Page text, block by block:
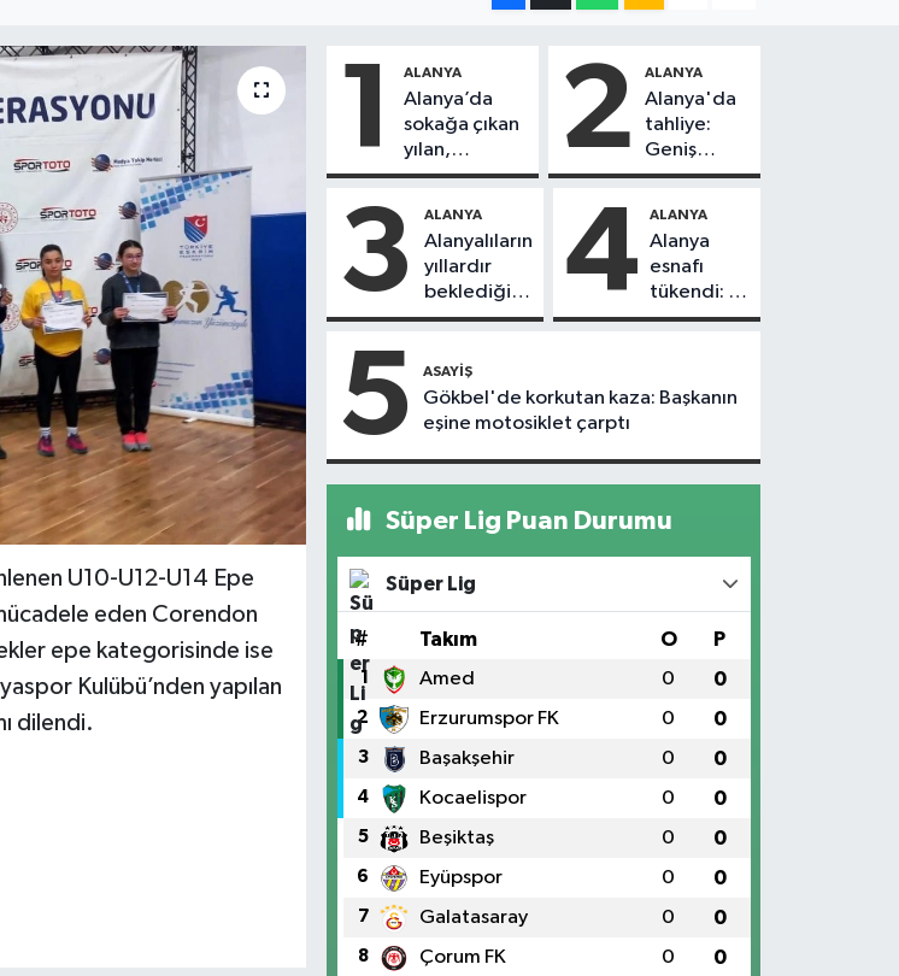
U10-U12-U14 Epe
eden Corendon
epe kategorisinde ise
Kulübü’nden yapılan
dilendi.
1 ALANYA
Alanya’da
sokağa çıkan
yılan,
vatandaşı
2 ALANYA
Alanya'da
tahliye:
Geniş
güvenlik
alındı
3 ALANYA
Alanyalıların
yıllardır
beklediği
yol askıdan
4 ALANYA
Alanya
esnafı
tükendi: 1
ayda 150
5 ASAYIŞ
Gökbel'de korkutan kaza: Başkanın
eşine motosiklet çarptı
Süper Lig Puan Durumu
Süper Lig
# Takım O P
1 Amed 0 0
2 Erzurumspor FK 0 0
3 Başakşehir 0 0
4 Kocaelispor 0 0
5 Beşiktaş 0 0
6 Eyüpspor 0 0
7 Galatasaray 0 0
8 Çorum FK 0 0